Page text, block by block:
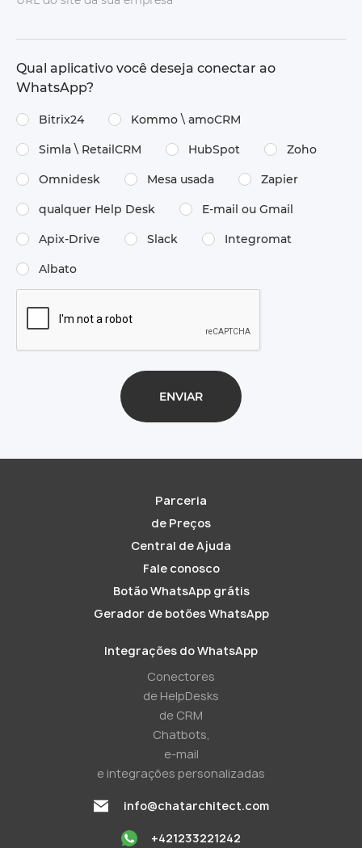
Qual aplicativo você deseja conectar ao
WhatsApp?
Bitrix24 Kommo \ amoCRM
Simla \ RetailCRM HubSpot Zoho
Omnidesk Mesa usada Zapier
qualquer Help Desk E-mail ou Gmail
Apix-Drive Slack Integromat
Albato
Parceria
de Preços
Central de Ajuda
Fale conosco
Botão WhatsApp grátis
Gerador de botões WhatsApp
Integrações do WhatsApp
Conectores
de HelpDesks
de CRM
Chatbots,
e-mail
e integrações personalizadas
info@chatarchitect.com
+421233221242